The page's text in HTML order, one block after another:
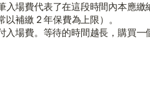
場費代表了在這段時間內本應繳
補繳 2 年保費為上限）。
場費。等待的時間越長，購買一